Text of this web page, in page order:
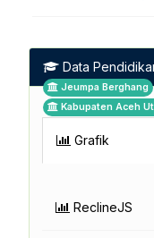
Data
Jeumpa Berghang
Kabupaten Aceh
Grafik
ReclineJS